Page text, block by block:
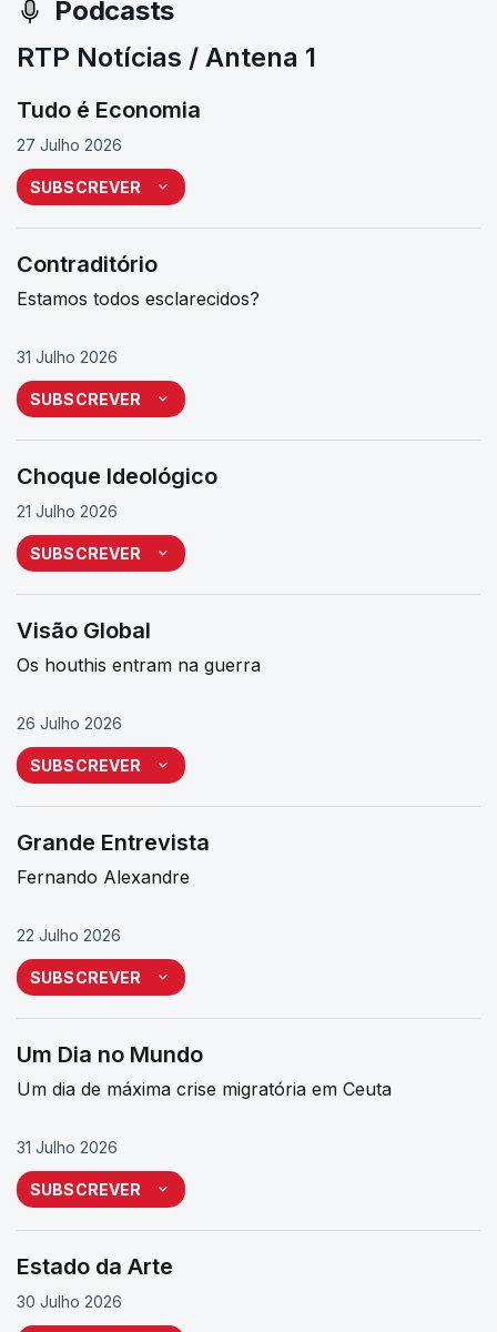
Podcasts
RTP Notícias / Antena 1
Tudo é Economia
27 Julho 2026
SUBSCREVER
Contraditório
Estamos todos esclarecidos?
31 Julho 2026
SUBSCREVER
Choque Ideológico
21 Julho 2026
SUBSCREVER
Visão Global
Os houthis entram na guerra
26 Julho 2026
SUBSCREVER
Grande Entrevista
Fernando Alexandre
22 Julho 2026
SUBSCREVER
Um Dia no Mundo
Um dia de máxima crise migratória em Ceuta
31 Julho 2026
SUBSCREVER
Estado da Arte
30 Julho 2026